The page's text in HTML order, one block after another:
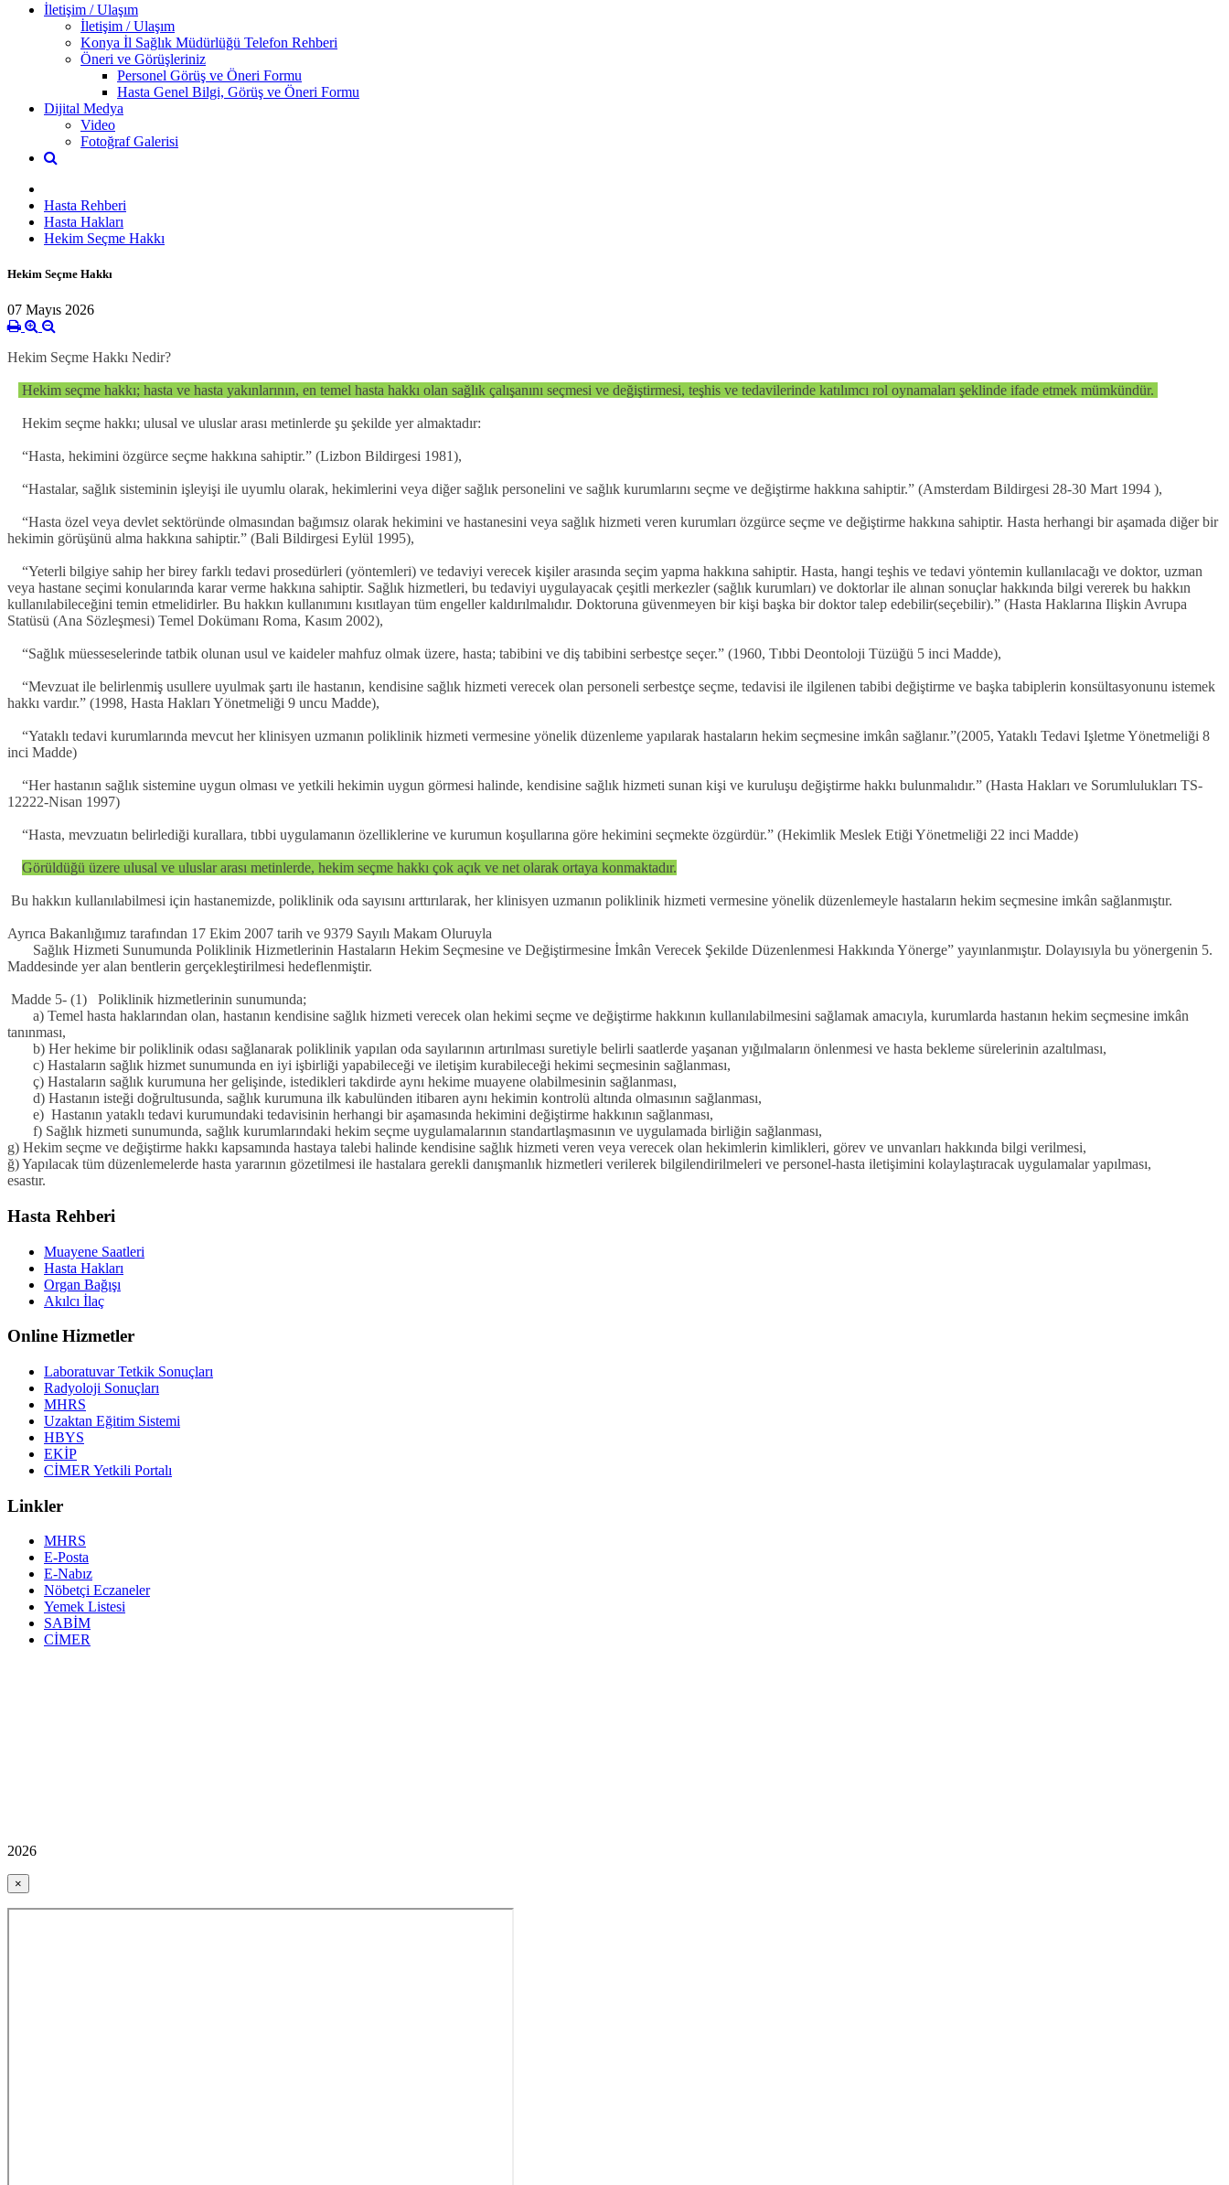
İletişim / Ulaşım
İletişim / Ulaşım
Konya İl Sağlık Müdürlüğü Telefon Rehberi
Öneri ve Görüşleriniz
Personel Görüş ve Öneri Formu
Hasta Genel Bilgi, Görüş ve Öneri Formu
Dijital Medya
Video
Fotoğraf Galerisi
Hasta Rehberi
Hasta Hakları
Hekim Seçme Hakkı
Hekim Seçme Hakkı
07 Mayıs 2026
Hekim Seçme Hakkı Nedir?
Hekim seçme hakkı; hasta ve hasta yakınlarının, en temel hasta hakkı olan sağlık çalışanını seçmesi ve değiştirmesi, teşhis ve tedavilerinde katılımcı rol oynamaları şeklinde ifade etmek mümkündür.
Hekim seçme hakkı; ulusal ve uluslar arası metinlerde şu şekilde yer almaktadır:
“Hasta, hekimini özgürce seçme hakkına sahiptir.” (Lizbon Bildirgesi 1981),
“Hastalar, sağlık sisteminin işleyişi ile uyumlu olarak, hekimlerini veya diğer sağlık personelini ve sağlık kurumlarını seçme ve değiştirme hakkına sahiptir.” (Amsterdam Bildirgesi 28-30 Mart 1994 ),
“Hasta özel veya devlet sektöründe olmasından bağımsız olarak hekimini ve hastanesini veya sağlık hizmeti veren kurumları özgürce seçme ve değiştirme hakkına sahiptir. Hasta herhangi bir aşamada diğer bir
hekimin görüşünü alma hakkına sahiptir.” (Bali Bildirgesi Eylül 1995),
“Yeterli bilgiye sahip her birey farklı tedavi prosedürleri (yöntemleri) ve tedaviyi verecek kişiler arasında seçim yapma hakkına sahiptir. Hasta, hangi teşhis ve tedavi yöntemin kullanılacağı ve doktor, uzman
veya hastane seçimi konularında karar verme hakkına sahiptir. Sağlık hizmetleri, bu tedaviyi uygulayacak çeşitli merkezler (sağlık kurumları) ve doktorlar ile alınan sonuçlar hakkında bilgi vererek bu hakkın
kullanılabileceğini temin etmelidirler. Bu hakkın kullanımını kısıtlayan tüm engeller kaldırılmalıdır. Doktoruna güvenmeyen bir kişi başka bir doktor talep edebilir(seçebilir).” (Hasta Haklarına Ilişkin Avrupa
Statüsü (Ana Sözleşmesi) Temel Dokümanı Roma, Kasım 2002),
“Sağlık müesseselerinde tatbik olunan usul ve kaideler mahfuz olmak üzere, hasta; tabibini ve diş tabibini serbestçe seçer.” (1960, Tıbbi Deontoloji Tüzüğü 5 inci Madde),
“Mevzuat ile belirlenmiş usullere uyulmak şartı ile hastanın, kendisine sağlık hizmeti verecek olan personeli serbestçe seçme, tedavisi ile ilgilenen tabibi değiştirme ve başka tabiplerin konsültasyonunu istemek
hakkı vardır.” (1998, Hasta Hakları Yönetmeliği 9 uncu Madde),
“Yataklı tedavi kurumlarında mevcut her klinisyen uzmanın poliklinik hizmeti vermesine yönelik düzenleme yapılarak hastaların hekim seçmesine imkân sağlanır.”(2005, Yataklı Tedavi Işletme Yönetmeliği 8
inci Madde)
“Her hastanın sağlık sistemine uygun olması ve yetkili hekimin uygun görmesi halinde, kendisine sağlık hizmeti sunan kişi ve kuruluşu değiştirme hakkı bulunmalıdır.” (Hasta Hakları ve Sorumlulukları TS-
12222-Nisan 1997)
“Hasta, mevzuatın belirlediği kurallara, tıbbi uygulamanın özelliklerine ve kurumun koşullarına göre hekimini seçmekte özgürdür.” (Hekimlik Meslek Etiği Yönetmeliği 22 inci Madde)
Görüldüğü üzere ulusal ve uluslar arası metinlerde, hekim seçme hakkı çok açık ve net olarak ortaya konmaktadır.
Bu hakkın kullanılabilmesi için hastanemizde, poliklinik oda sayısını arttırılarak, her klinisyen uzmanın poliklinik hizmeti vermesine yönelik düzenlemeyle hastaların hekim seçmesine imkân sağlanmıştır.
Ayrıca Bakanlığımız tarafından 17 Ekim 2007 tarih ve 9379 Sayılı Makam Oluruyla
Sağlık Hizmeti Sunumunda Poliklinik Hizmetlerinin Hastaların Hekim Seçmesine ve Değiştirmesine İmkân Verecek Şekilde Düzenlenmesi Hakkında Yönerge” yayınlanmıştır. Dolayısıyla bu yönergenin 5.
Maddesinde yer alan bentlerin gerçekleştirilmesi hedeflenmiştir.
Madde 5- (1) Poliklinik hizmetlerinin sunumunda;
a) Temel hasta haklarından olan, hastanın kendisine sağlık hizmeti verecek olan hekimi seçme ve değiştirme hakkının kullanılabilmesini sağlamak amacıyla, kurumlarda hastanın hekim seçmesine imkân
tanınması,
b) Her hekime bir poliklinik odası sağlanarak poliklinik yapılan oda sayılarının artırılması suretiyle belirli saatlerde yaşanan yığılmaların önlenmesi ve hasta bekleme sürelerinin azaltılması,
c) Hastaların sağlık hizmet sunumunda en iyi işbirliği yapabileceği ve iletişim kurabileceği hekimi seçmesinin sağlanması,
ç) Hastaların sağlık kurumuna her gelişinde, istedikleri takdirde aynı hekime muayene olabilmesinin sağlanması,
d) Hastanın isteği doğrultusunda, sağlık kurumuna ilk kabulünden itibaren aynı hekimin kontrolü altında olmasının sağlanması,
e) Hastanın yataklı tedavi kurumundaki tedavisinin herhangi bir aşamasında hekimini değiştirme hakkının sağlanması,
f) Sağlık hizmeti sunumunda, sağlık kurumlarındaki hekim seçme uygulamalarının standartlaşmasının ve uygulamada birliğin sağlanması,
g) Hekim seçme ve değiştirme hakkı kapsamında hastaya talebi halinde kendisine sağlık hizmeti veren veya verecek olan hekimlerin kimlikleri, görev ve unvanları hakkında bilgi verilmesi,
ğ) Yapılacak tüm düzenlemelerde hasta yararının gözetilmesi ile hastalara gerekli danışmanlık hizmetleri verilerek bilgilendirilmeleri ve personel-hasta iletişimini kolaylaştıracak uygulamalar yapılması,
esastır.
Hasta Rehberi
Muayene Saatleri
Hasta Hakları
Organ Bağışı
Akılcı İlaç
Online Hizmetler
Laboratuvar Tetkik Sonuçları
Radyoloji Sonuçları
MHRS
Uzaktan Eğitim Sistemi
HBYS
EKİP
CİMER Yetkili Portalı
Linkler
MHRS
E-Posta
E-Nabız
Nöbetçi Eczaneler
Yemek Listesi
SABİM
CİMER
2026
×